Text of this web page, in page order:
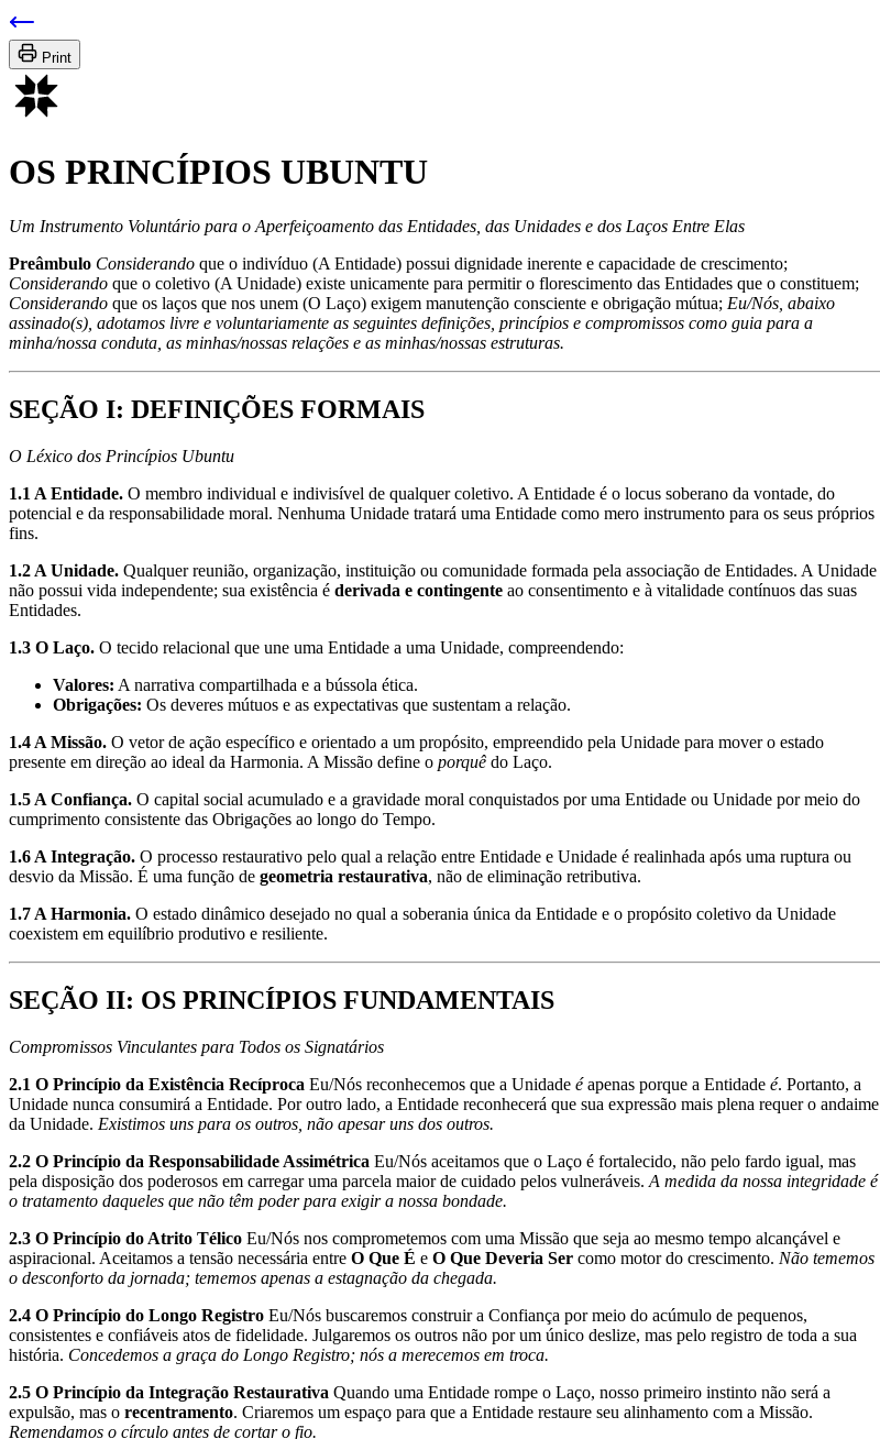
Print
OS PRINCÍPIOS UBUNTU
Um Instrumento Voluntário para o Aperfeiçoamento das Entidades, das Unidades e dos Laços Entre Elas
Preâmbulo Considerando que o indivíduo (A Entidade) possui dignidade inerente e capacidade de crescimento;
Considerando que o coletivo (A Unidade) existe unicamente para permitir o florescimento das Entidades que o constituem;
Considerando que os laços que nos unem (O Laço) exigem manutenção consciente e obrigação mútua; Eu/Nós, abaixo
assinado(s), adotamos livre e voluntariamente as seguintes definições, princípios e compromissos como guia para a
minha/nossa conduta, as minhas/nossas relações e as minhas/nossas estruturas.
SEÇÃO I: DEFINIÇÕES FORMAIS
O Léxico dos Princípios Ubuntu
1.1 A Entidade. O membro individual e indivisível de qualquer coletivo. A Entidade é o locus soberano da vontade, do
potencial e da responsabilidade moral. Nenhuma Unidade tratará uma Entidade como mero instrumento para os seus próprios
fins.
1.2 A Unidade. Qualquer reunião, organização, instituição ou comunidade formada pela associação de Entidades. A Unidade
não possui vida independente; sua existência é derivada e contingente ao consentimento e à vitalidade contínuos das suas
Entidades.
1.3 O Laço. O tecido relacional que une uma Entidade a uma Unidade, compreendendo:
Valores: A narrativa compartilhada e a bússola ética.
Obrigações: Os deveres mútuos e as expectativas que sustentam a relação.
1.4 A Missão. O vetor de ação específico e orientado a um propósito, empreendido pela Unidade para mover o estado
presente em direção ao ideal da Harmonia. A Missão define o porquê do Laço.
1.5 A Confiança. O capital social acumulado e a gravidade moral conquistados por uma Entidade ou Unidade por meio do
cumprimento consistente das Obrigações ao longo do Tempo.
1.6 A Integração. O processo restaurativo pelo qual a relação entre Entidade e Unidade é realinhada após uma ruptura ou
desvio da Missão. É uma função de geometria restaurativa, não de eliminação retributiva.
1.7 A Harmonia. O estado dinâmico desejado no qual a soberania única da Entidade e o propósito coletivo da Unidade
coexistem em equilíbrio produtivo e resiliente.
SEÇÃO II: OS PRINCÍPIOS FUNDAMENTAIS
Compromissos Vinculantes para Todos os Signatários
2.1 O Princípio da Existência Recíproca Eu/Nós reconhecemos que a Unidade éapenas porque a Entidade é. Portanto, a
Unidade nunca consumirá a Entidade. Por outro lado, a Entidade reconhecerá que sua expressão mais plena requer o andaime
da Unidade. Existimos uns para os outros, não apesar uns dos outros.
2.2 O Princípio da Responsabilidade Assimétrica Eu/Nós aceitamos que o Laço é fortalecido, não pelo fardo igual, mas
pela disposição dos poderosos em carregar uma parcela maior de cuidado pelos vulneráveis. A medida da nossa integridade é
o tratamento daqueles que não têm poder para exigir a nossa bondade.
2.3 O Princípio do Atrito Télico Eu/Nós nos comprometemos com uma Missão que seja ao mesmo tempo alcançável e
aspiracional. Aceitamos a tensão necessária entre O Que É e O Que Deveria Ser como motor do crescimento. Não tememos
o desconforto da jornada; tememos apenas a estagnação da chegada.
2.4 O Princípio do Longo Registro Eu/Nós buscaremos construir a Confiança por meio do acúmulo de pequenos,
consistentes e confiáveis atos de fidelidade. Julgaremos os outros não por um único deslize, mas pelo registro de toda a sua
história. Concedemos a graça do Longo Registro; nós a merecemos em troca.
2.5 O Princípio da Integração Restaurativa Quando uma Entidade rompe o Laço, nosso primeiro instinto não será a
expulsão, mas o recentramento. Criaremos um espaço para que a Entidade restaure seu alinhamento com a Missão.
Remendamos o círculo antes de cortar o fio.